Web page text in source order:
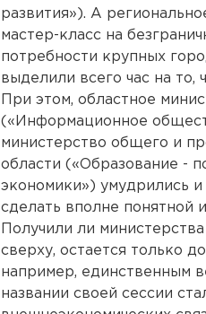
развития»). А
мастер-класс на
потребности крупных
выделили всего час на то,
При этом, областное
(«Информационное
министерство общего и
области («Образование -
экономики») умудрились и
сделать вполне понятной
Получили ли
сверху, остается только
например, единственным
названии своей сессии